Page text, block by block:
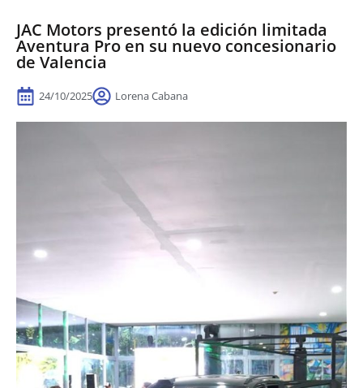
JAC Motors presentó la edición limitada
Aventura Pro en su nuevo concesionario
de Valencia
24/10/2025 Lorena Cabana